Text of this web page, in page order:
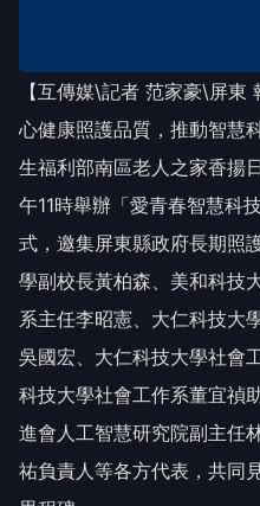
【互傳媒\記者 范家豪\屏東
心健康照護品質，推動智慧
生福利部南區老人之家香揚
午11時舉辦「愛青春智慧科
式，邀集屏東縣政府長期照
學副校長黃柏森、美和科技
系主任李昭憲、大仁科技大
吳國宏、大仁科技大學社會
科技大學社會工作系董宜禎
進會人工智慧研究院副主任
祐負責人等各方代表，共同